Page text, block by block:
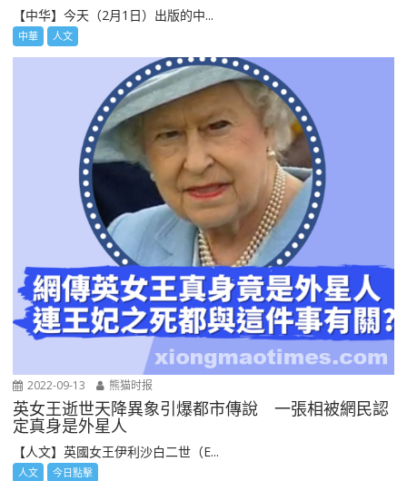
【中华】今天（2月1日）出版的中...
中華 人文
2022-09-13 熊猫时报
英女王逝世天降異象引爆都市傳說 一張相被網民認
定真身是外星人
【人文】英國女王伊利沙白二世（E...
人文 今日點擊